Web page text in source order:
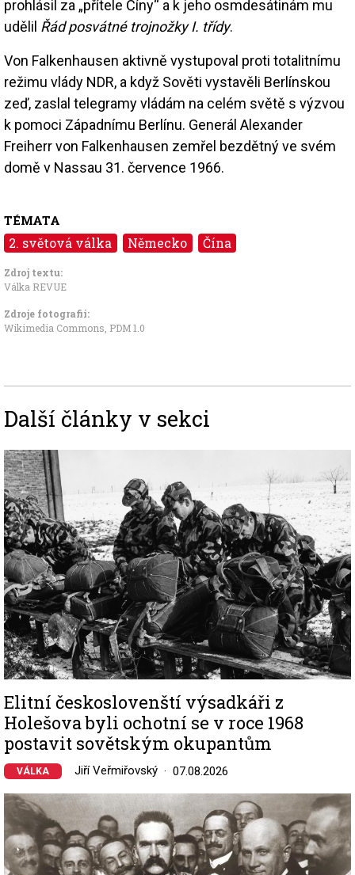
prohlásil za „přítele Číny“ a k jeho osmdesátinám mu
udělil Řád posvátné trojnožky I. třídy.
Von Falkenhausen aktivně vystupoval proti totalitnímu
režimu vlády NDR, a když Sověti vystavěli Berlínskou
zeď, zaslal telegramy vládám na celém světě s výzvou
k pomoci Západnímu Berlínu. Generál Alexander
Freiherr von Falkenhausen zemřel bezdětný ve svém
domě v Nassau 31. července 1966.
TÉMATA
2. světová válka Německo Čína
Zdroj textu:
Válka REVUE
Zdroje fotografii:
Wikimedia Commons PDM 1.0
Další články v sekci
Image
Elitní českoslovenští výsadkáři z
Holešova byli ochotní se v roce 1968
postavit sovětským okupantům
VÁLKA Jiří Veřmiřovský 07.08.2026
Image